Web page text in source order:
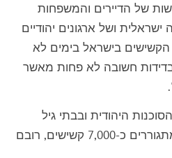
של הדיירים והמשפחות
ושל ארגונים יהודיים
בישראל בימים לא
חשובה לא פחות מאשר
היהודית ובבתי גיל
הזהב שלה ברחבי הארץ מתגוררים כ-7,000 קשישים, רובם